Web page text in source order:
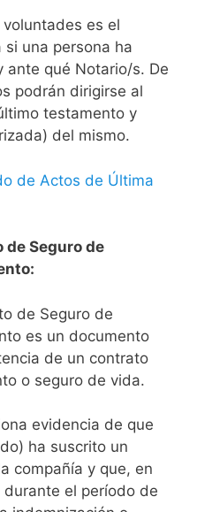
es el
una persona ha
qué Notario/s. De
podrán dirigirse al
testamento y
del mismo.
de Actos de Última
Seguro de
de Seguro de
es un documento
de un contrato
o seguro de vida.
evidencia de que
ha suscrito un
compañía y que, en
el período de